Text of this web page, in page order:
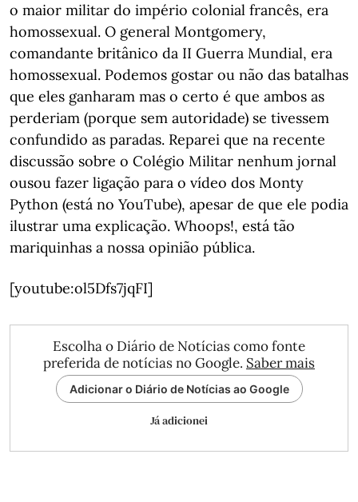
o maior militar do império colonial francês, era
homossexual. O general Montgomery,
comandante britânico da II Guerra Mundial, era
homossexual. Podemos gostar ou não das batalhas
que eles ganharam mas o certo é que ambos as
perderiam (porque sem autoridade) se tivessem
confundido as paradas. Reparei que na recente
discussão sobre o Colégio Militar nenhum jornal
ousou fazer ligação para o vídeo dos Monty
Python (está no YouTube), apesar de que ele podia
ilustrar uma explicação. Whoops!, está tão
mariquinhas a nossa opinião pública.
[youtube:ol5Dfs7jqFI]
Escolha o Diário de Notícias como fonte
preferida de notícias no Google. Saber mais
Adicionar o Diário de Notícias ao Google
Já adicionei